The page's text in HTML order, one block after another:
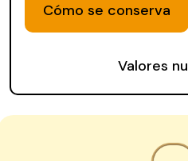
Cómo se conserva
Valores